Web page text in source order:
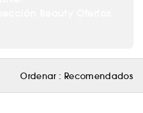
Ordenar : Recomendados